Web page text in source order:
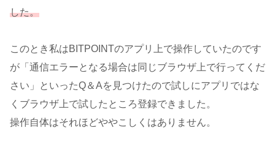
した。
このとき私はBITPOINTのアプリ上で操作していたのです
が「通信エラーとなる場合は同じブラウザ上で行ってくだ
さい」といったQ＆Aを見つけたので試しにアプリではな
くブラウザ上で試したところ登録できました。
操作自体はそれほどややこしくはありません。